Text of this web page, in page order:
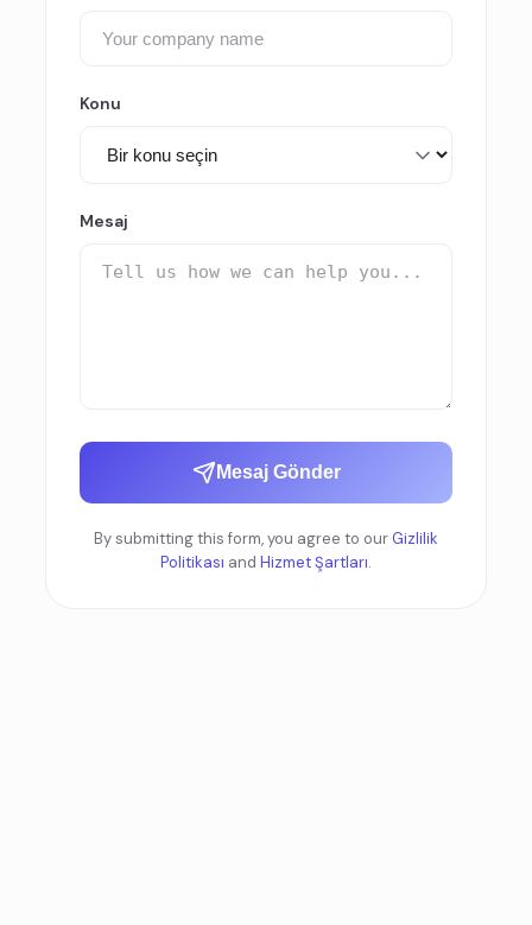
Konu
Mesaj
Mesaj Gönder
By submitting this form, you agree to our Gizlilik
Politikası and Hizmet Şartları.